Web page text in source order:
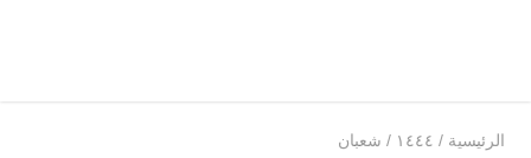
الرئيسية / ۱٤٤٤ / شعبان